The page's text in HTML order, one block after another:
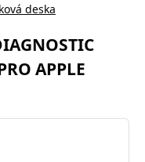
deska
APPLE